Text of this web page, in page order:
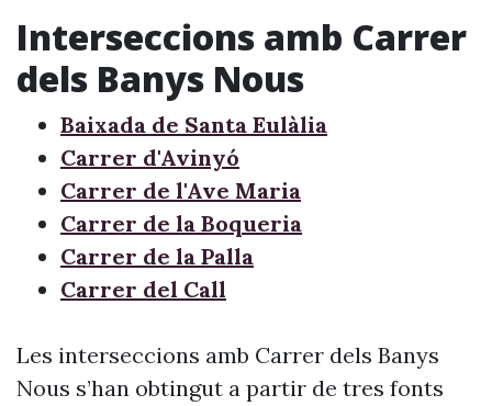
Interseccions amb Carrer
dels Banys Nous
Baixada de Santa Eulàlia
Carrer d'Avinyó
Carrer de l'Ave Maria
Carrer de la Boqueria
Carrer de la Palla
Carrer del Call
Les interseccions amb Carrer dels Banys
Nous s’han obtingut a partir de tres fonts